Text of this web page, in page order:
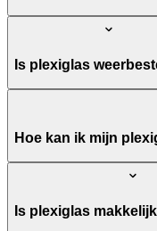
Is plexiglas
Hoe kan ik mijn
Is plexiglas